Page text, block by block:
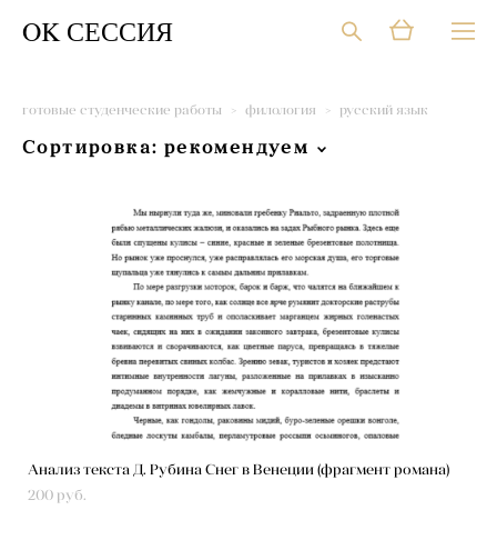
OK СЕССИЯ
готовые студенческие работы > филология > русский язык
Сортировка: рекомендуем
Анализ текста Д. Рубина Снег в Венеции (фрагмент романа)
200 pуб.